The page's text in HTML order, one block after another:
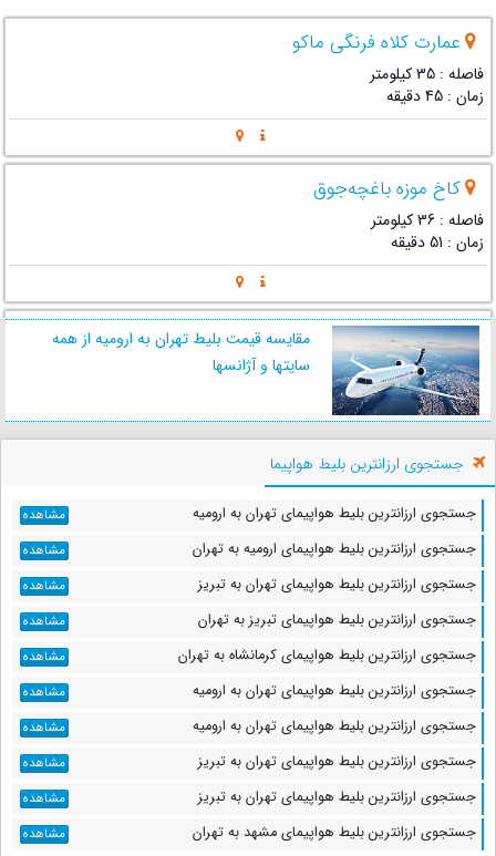
عمارت کلاه فرنگی ماکو
فاصله : 35 کیلومتر
زمان : 45 دقیقه
کاخ موزه باغچه‌جوق
فاصله : 36 کیلومتر
زمان : 51 دقیقه
آبگرم معدنی روستای زاویه سفلی
فاصله : 37 کیلومتر
زمان : 59 دقیقه
دخمه سنگی فرهاد
فاصله : 39 کیلومتر
زمان : 48 دقیقه
قره کلیسا
فاصله : 42 کیلومتر
زمان : 1 ساعت و 0 دقیقه
آرامگاه سید صدرالدین
فاصله : 42 کیلومتر
زمان : 1 ساعت و 1 دقیقه
مقایسه قیمت بلیط تهران به ارومیه از همه
سایتها و آژانسها
جستجوی ارزانترین بلیط هواپیما
جستجوی ارزانترین بلیط هواپیمای تهران به ارومیه مشاهده
جستجوی ارزانترین بلیط هواپیمای ارومیه به تهران مشاهده
جستجوی ارزانترین بلیط هواپیمای تهران به تبریز مشاهده
جستجوی ارزانترین بلیط هواپیمای تبریز به تهران مشاهده
جستجوی ارزانترین بلیط هواپیمای کرمانشاه به تهران مشاهده
جستجوی ارزانترین بلیط هواپیمای تهران به ارومیه مشاهده
جستجوی ارزانترین بلیط هواپیمای تهران به ارومیه مشاهده
جستجوی ارزانترین بلیط هواپیمای تهران به تبریز مشاهده
جستجوی ارزانترین بلیط هواپیمای تهران به تبریز مشاهده
جستجوی ارزانترین بلیط هواپیمای مشهد به تهران مشاهده